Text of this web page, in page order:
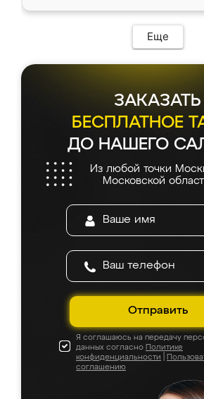
Еще
ЗАКАЗАТЬ
БЕСПЛАТНОЕ
ДО НАШЕГО
Из любой точки
Московской
Отправить
Я соглашаюсь на передачу
данных согласно Политике
конфиденциальности
соглашению